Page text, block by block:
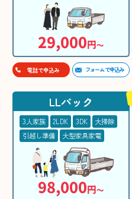
29,000円〜
電話で申込み フォームで申込み
LLパック
3人家族 2LDK 3DK
大掃除
引越し準備
大型家具家電
98,000円〜